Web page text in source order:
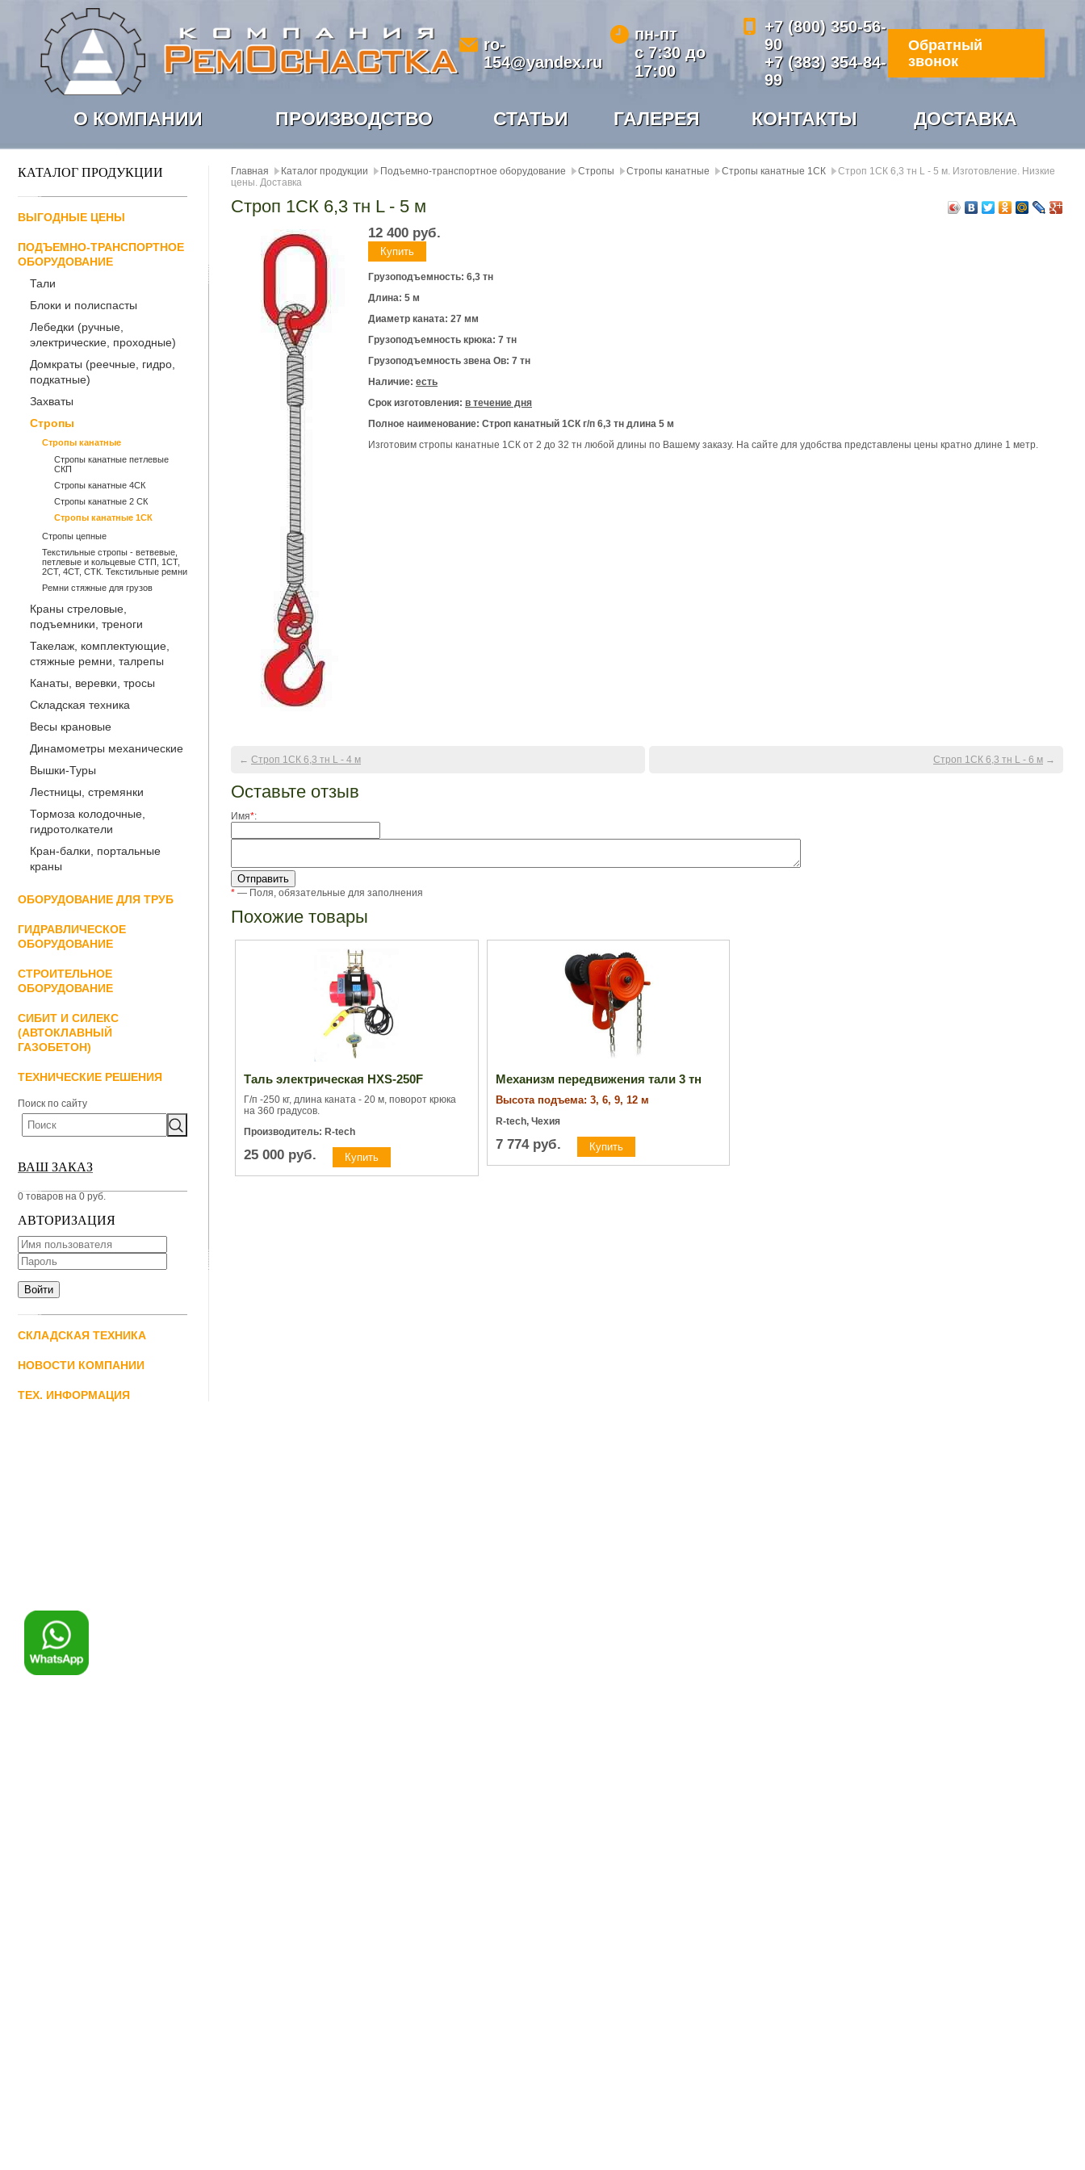
ro-
154@yandex.ru
пн-пт
с 7:30 до
17:00
+7 (800) 350-56-
90
+7 (383) 354-84-
99
Обратный
звонок
О КОМПАНИИ ПРОИЗВОДСТВО СТАТЬИ ГАЛЕРЕЯ КОНТАКТЫ ДОСТАВКА
КАТАЛОГ ПРОДУКЦИИ
ВЫГОДНЫЕ ЦЕНЫ
ПОДЪЕМНО-ТРАНСПОРТНОЕ
ОБОРУДОВАНИЕ
Тали
Блоки и полиспасты
Лебедки (ручные,
электрические, проходные)
Домкраты (реечные, гидро,
подкатные)
Захваты
Стропы
Стропы канатные
Стропы канатные петлевые
СКП
Стропы канатные 4СК
Стропы канатные 2 СК
Стропы канатные 1СК
Стропы цепные
Текстильные стропы - ветвевые,
петлевые и кольцевые СТП, 1СТ,
2СТ, 4СТ, СТК. Текстильные ремни
Ремни стяжные для грузов
Краны стреловые,
подъемники, треноги
Такелаж, комплектующие,
стяжные ремни, талрепы
Канаты, веревки, тросы
Складская техника
Весы крановые
Динамометры механические
Вышки-Туры
Лестницы, стремянки
Тормоза колодочные,
гидротолкатели
Кран-балки, портальные
краны
ОБОРУДОВАНИЕ ДЛЯ ТРУБ
ГИДРАВЛИЧЕСКОЕ
ОБОРУДОВАНИЕ
СТРОИТЕЛЬНОЕ
ОБОРУДОВАНИЕ
СИБИТ И СИЛЕКС
(АВТОКЛАВНЫЙ
ГАЗОБЕТОН)
ТЕХНИЧЕСКИЕ РЕШЕНИЯ
Поиск по сайту
ВАШ ЗАКАЗ
0 товаров на 0 руб.
АВТОРИЗАЦИЯ
СКЛАДСКАЯ ТЕХНИКА
НОВОСТИ КОМПАНИИ
ТЕХ. ИНФОРМАЦИЯ
Главная Каталог продукции Подъемно-транспортное оборудование Стропы Стропы канатные Стропы канатные 1СК
Строп 1СК 6,3 тн L - 5 м. Изготовление. Низкие
цены. Доставка
Строп 1СК 6,3 тн L - 5 м
12 400 руб.
Грузоподъемность: 6,3 тн
Длина: 5 м
Диаметр каната: 27 мм
Грузоподъемность крюка: 7 тн
Грузоподъемность звена Ов: 7 тн
Наличие: есть
Срок изготовления: в течение дня
Полное наименование: Строп канатный 1СК г/п 6,3 тн длина 5 м
Изготовим стропы канатные 1СК от 2 до 32 тн любой длины по Вашему заказу. На сайте для удобства представлены цены кратно длине 1 метр.
← Строп 1СК 6,3 тн L - 4 м Строп 1СК 6,3 тн L - 6 м →
Оставьте отзыв
Имя*:
* — Поля, обязательные для заполнения
Похожие товары
Таль электрическая HXS-250F
Г/п -250 кг, длина каната - 20 м, поворот крюка
на 360 градусов.
Производитель: R-tech
25 000 руб.
Механизм передвижения тали 3 тн
Высота подъема: 3, 6, 9, 12 м
R-tech, Чехия
7 774руб.